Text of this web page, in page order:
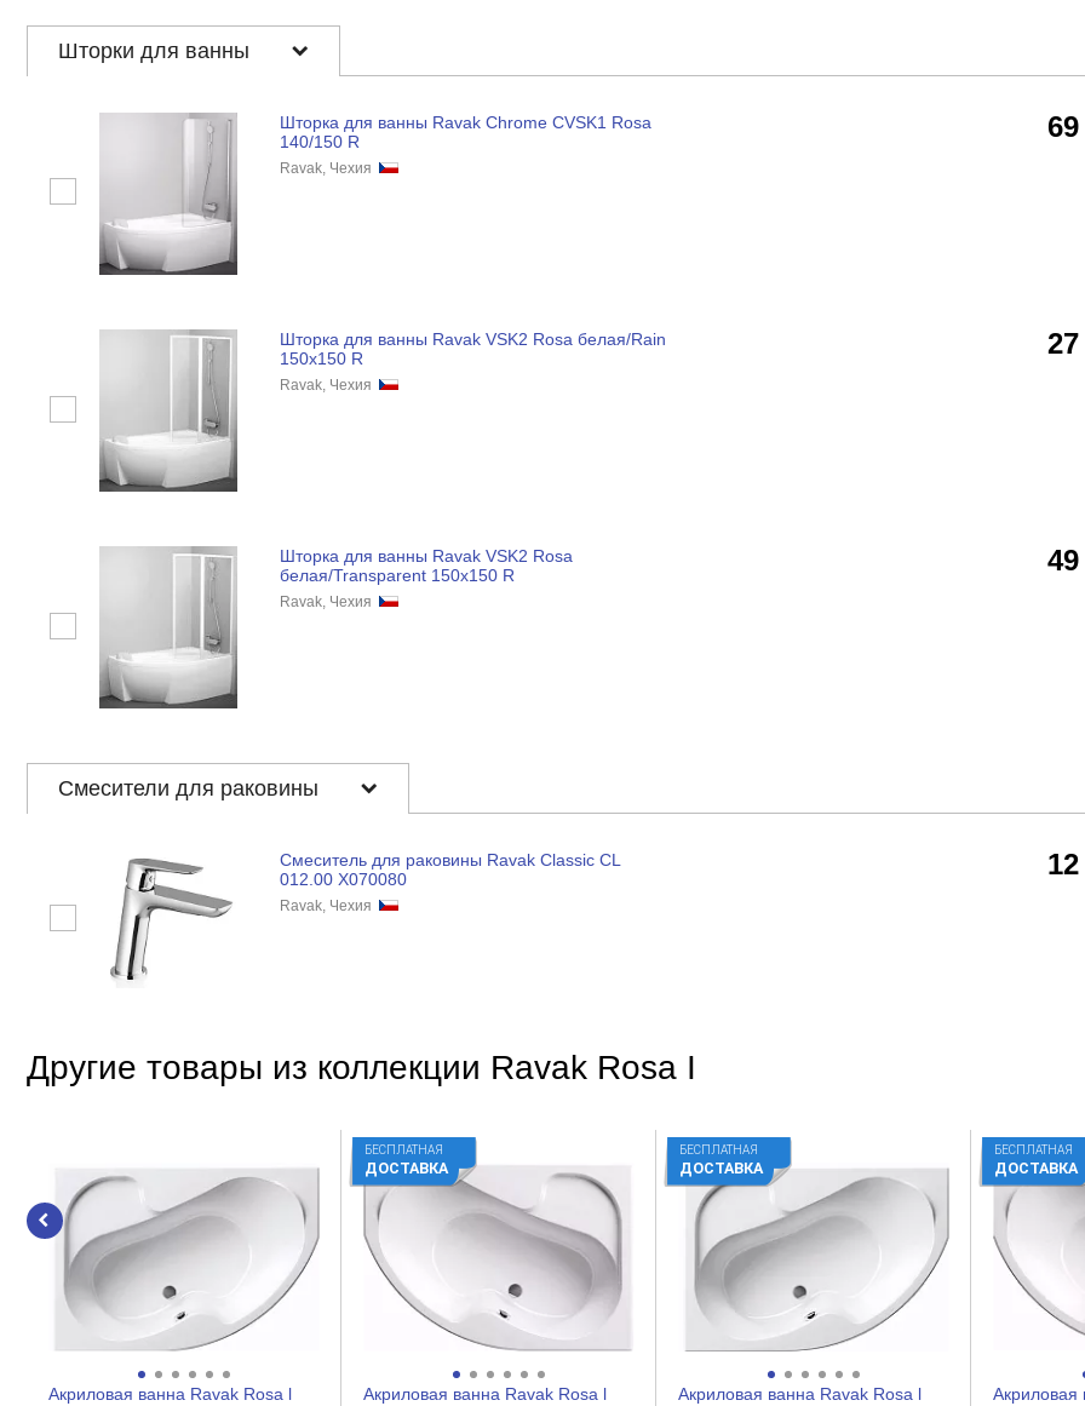
Шторки для ванны
Шторка для ванны Ravak Chrome CVSK1 Rosa
140/150 R
Ravak, Чехия
Шторка для ванны Ravak VSK2 Rosa белая/Rain
150x150 R
Ravak, Чехия
Шторка для ванны Ravak VSK2 Rosa
белая/Transparent 150x150 R
Ravak, Чехия
Смесители для раковины
Смеситель для раковины Ravak Classic CL
012.00 X070080
Ravak, Чехия
Другие товары из коллекции Ravak Rosa I
Акриловая ванна Ravak Rosa l
БЕСПЛАТНАЯ
ДОСТАВКА
Акриловая ванна Ravak Rosa l
БЕСПЛАТНАЯ
ДОСТАВКА
Акриловая ванна Ravak Rosa l
БЕСПЛАТНАЯ
ДОСТАВКА
Акриловая